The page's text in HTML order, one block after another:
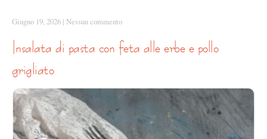
Giugno 19, 2026 | Nessun commento
grigliato